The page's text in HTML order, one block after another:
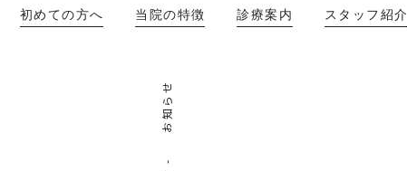
初めての方へ 当院の特徴 診療案内 スタッフ紹介
お知らせ